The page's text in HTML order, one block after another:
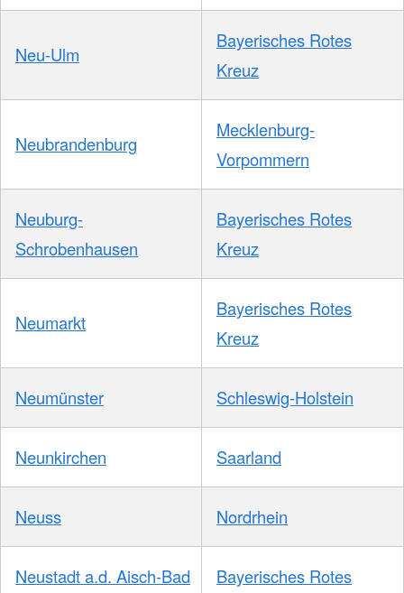
Neu-Ulm
Bayerisches Rotes
Kreuz
Neubrandenburg
Mecklenburg-
Vorpommern
Neuburg-
Schrobenhausen
Bayerisches Rotes
Kreuz
Neumarkt
Bayerisches Rotes
Kreuz
Neumünster Schleswig-Holstein
Neunkirchen Saarland
Neuss Nordrhein
Neustadt a.d. Aisch-Bad
Bayerisches Rotes